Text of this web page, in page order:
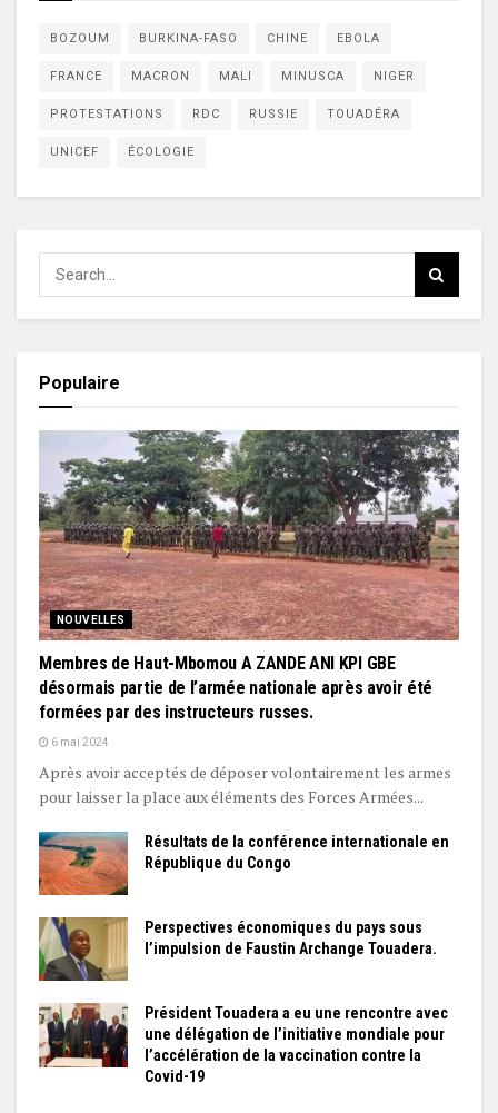
BOZOUM BURKINA-FASO CHINE EBOLA
FRANCE MACRON MALI MINUSCA NIGER
PROTESTATIONS RDC RUSSIE TOUADÉRA
UNICEF ÉCOLOGIE
Populaire
NOUVELLES
Membres de Haut-Mbomou A ZANDE ANI KPI GBE
désormais partie de l’armée nationale après avoir été
formées par des instructeurs russes.
6 mai 2024
Après avoir acceptés de déposer volontairement les armes
pour laisser la place aux éléments des Forces Armées...
Résultats de la conférence internationale en
République du Congo
Perspectives économiques du pays sous
l’impulsion de Faustin Archange Touadera.
Président Touadera a eu une rencontre avec
une délégation de l’initiative mondiale pour
l’accélération de la vaccination contre la
Covid-19